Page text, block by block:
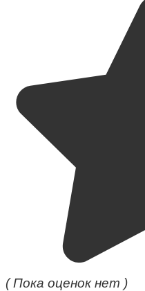
( Пока оценок нет )